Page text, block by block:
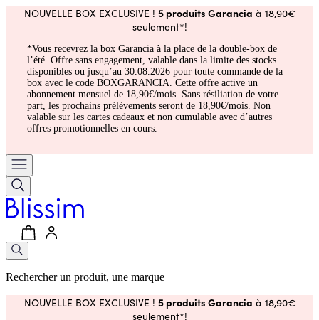
NOUVELLE BOX EXCLUSIVE ! 5 produits Garancia à 18,90€
seulement*!
*Vous recevrez la box Garancia à la place de la double-box de
l’été. Offre sans engagement, valable dans la limite des stocks
disponibles ou jusqu’au 30.08.2026 pour toute commande de la
box avec le code BOXGARANCIA. Cette offre active un
abonnement mensuel de 18,90€/mois. Sans résiliation de votre
part, les prochains prélèvements seront de 18,90€/mois. Non
valable sur les cartes cadeaux et non cumulable avec d’autres
offres promotionnelles en cours.
Rechercher un produit, une marque
NOUVELLE BOX EXCLUSIVE ! 5 produits Garancia à 18,90€
seulement*!